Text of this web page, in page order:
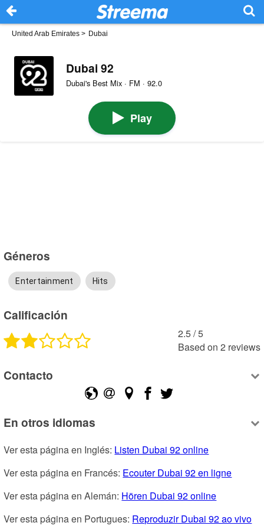
United Arab Emirates > Dubai
Dubai 92
Dubai's Best Mix · FM · 92.0
Play
Géneros
Entertainment Hits
Calificación
2.5 /5
Based on 2 reviews
Contacto
En otros idiomas
Ver esta página en Inglés: Listen Dubai 92 online
Ver esta página en Francés: Ecouter Dubai 92 en ligne
Ver esta página en Alemán: Hören Dubai 92 online
Ver esta página en Portugues: Reproduzir Dubai 92 ao vivo